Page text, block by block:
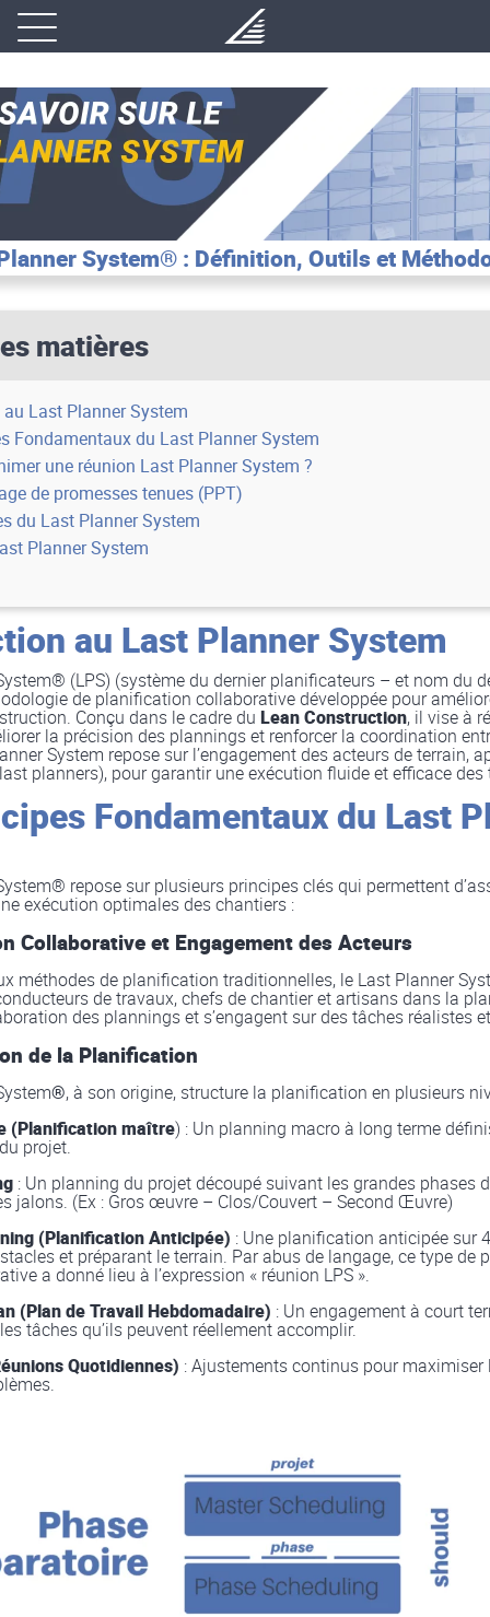
System® : Définition, Outils et
matières
Last Planner System
Fondamentaux du Last Planner System
une réunion Last Planner System ?
de promesses tenues (PPT)
du Last Planner System
Planner System
au Last Planner System
(LPS) (système du dernier planificateurs – et nom du
de planification collaborative développée pour
Conçu dans le cadre du Lean Construction, il vise à
la précision des plannings et renforcer la coordination
System repose sur l’engagement des acteurs de terrain,
planners), pour garantir une exécution fluide et efficace des
Fondamentaux du Last
repose sur plusieurs principes clés qui permettent
exécution optimales des chantiers :
Collaborative et Engagement des Acteurs
méthodes de planification traditionnelles, le Last Planner
de travaux, chefs de chantier et artisans dans la
des plannings et s’engagent sur des tâches réalistes
de la Planification
®, à son origine, structure la planification en plusieurs
(Planification maître) : Un planning macro à long terme
projet.
: Un planning du projet découpé suivant les grandes phases
jalons. (Ex : Gros œuvre – Clos/Couvert – Second Œuvre)
(Planification Anticipée) : Une planification anticipée sur
et préparant le terrain. Par abus de langage, ce type de
a donné lieu à l’expression « réunion LPS ».
(Plan de Travail Hebdomadaire) : Un engagement à court
tâches qu’ils peuvent réellement accomplir.
Quotidiennes) : Ajustements continus pour maximiser